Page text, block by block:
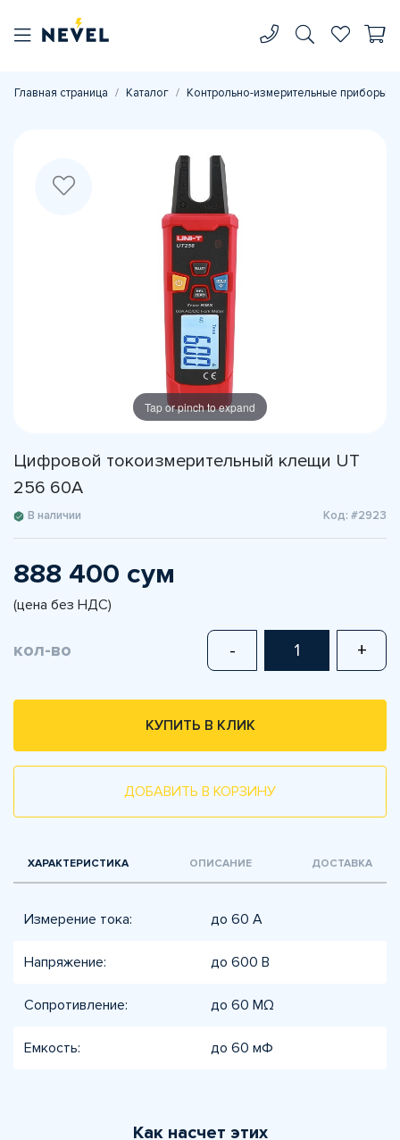
Главная страница Каталог Контрольно-измерительные приборы
Tap or pinch to expand
Цифровой токоизмерительный клещи UT
256 60A
В наличии Код: #2923
888 400 сум
(цена без НДС)
кол-во - +
КУПИТЬ В КЛИК
ДОБАВИТЬ В КОРЗИНУ
ХАРАКТЕРИСТИКА ОПИСАНИЕ ДОСТАВКА
Измерение тока: до 60 А
Напряжение: до 600 В
Сопротивление: до 60 MΩ
Емкость: до 60 мФ
Как насчет этих